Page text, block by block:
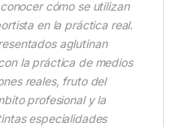
cómo se utilizan
en la práctica real.
aglutinan
la práctica de medios
reales, fruto del
profesional y la
especialidades